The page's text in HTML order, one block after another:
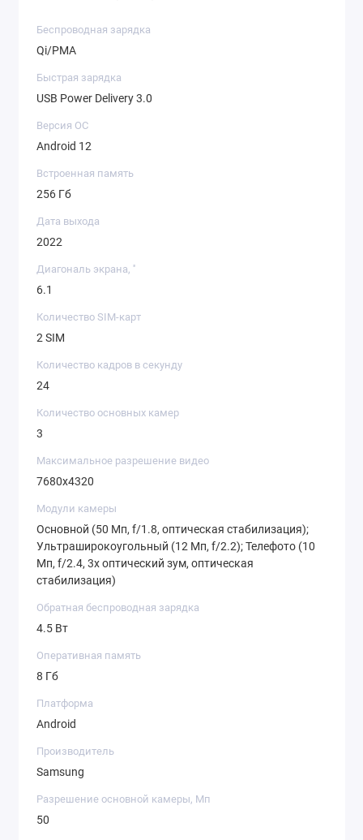
Беспроводная зарядка
Qi/PMA
Быстрая зарядка
USB Power Delivery 3.0
Версия ОС
Android 12
Встроенная память
256 Гб
Дата выхода
2022
Диагональ экрана, ''
6.1
Количество SIM-карт
2 SIM
Количество кадров в секунду
24
Количество основных камер
3
Максимальное разрешение видео
7680x4320
Модули камеры
Основной (50 Мп, f/1.8, оптическая стабилизация);
Ультраширокоугольный (12 Мп, f/2.2); Телефото (10
Мп, f/2.4, 3x оптический зум, оптическая
стабилизация)
Обратная беспроводная зарядка
4.5 Вт
Оперативная память
8 Гб
Платформа
Android
Производитель
Samsung
Разрешение основной камеры, Мп
50